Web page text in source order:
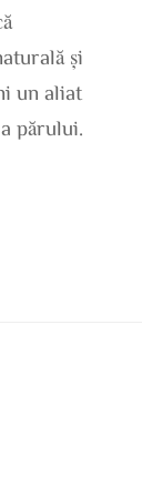
și
un aliat
părului.